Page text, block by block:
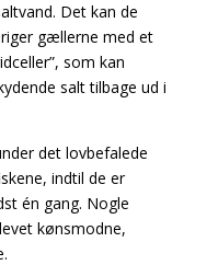
Det kan de
gællerne med et
som kan
salt tilbage ud i
det lovbefalede
indtil de er
én gang. Nogle
kønsmodne,